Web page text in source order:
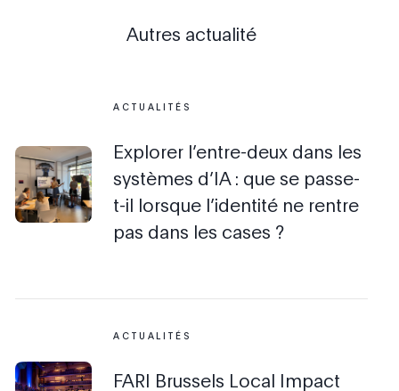
Autres actualité
ACTUALITÉS
Explorer l’entre-deux dans les
systèmes d’IA : que se passe-
t-il lorsque l’identité ne rentre
pas dans les cases ?
ACTUALITÉS
FARI Brussels Local Impact